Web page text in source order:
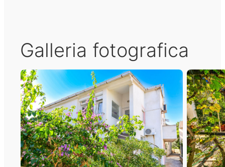
Galleria fotografica